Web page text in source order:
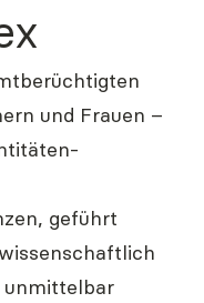
und Frauen –
geführt
unmittelbar